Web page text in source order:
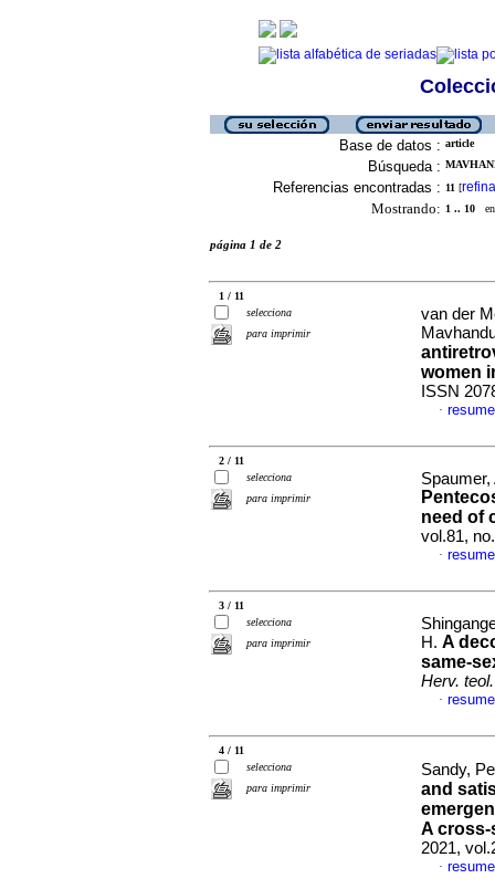
Base de datos : article
Búsqueda :
Referencias encontradas : 11 [
Mostrando: 1 .. 10 en
página 1 de 2
1 / 11
selecciona
para imprimir
van der
women
ISSN
·
2 / 11
selecciona
para imprimir
need of
vol.81,
·
3 / 11
selecciona
para imprimir
H. A
same-
Herv.
·
4 / 11
selecciona
para imprimir
Sandy,
and
A
2021,
·